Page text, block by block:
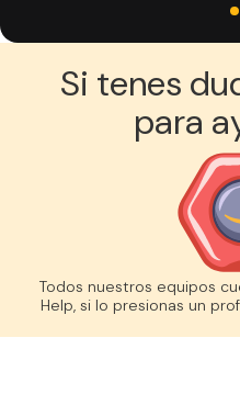
Si tenes
para
Todos nuestros equipos
Help, si lo presionas un